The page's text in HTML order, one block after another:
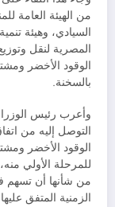
من الهيئة العامة
السيادي، وهيئة
الوقود الأخضر
بالسخنة.
وأعرب رئيس
التوصل إليه من
للمرحلة الأولي
من شأنها أن تسهم
الزمنية المتفق